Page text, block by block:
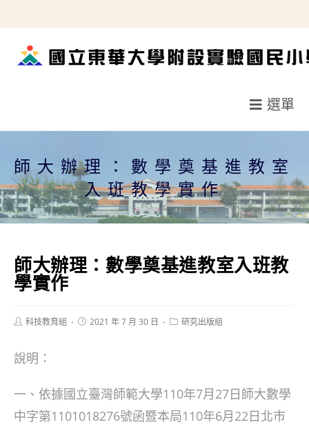
轉
選單
師大辦理：數學奠基進教室
入班教學實作
師大辦理：數學奠基進教室入班教
學實作
Post科技教育組
Post2021 年 7 月 30 日
Post研究出版組
說明：
一、依據國立臺灣師範大學110年7月27日師大數學
中字第1101018276號函暨本局110年6月22日北市